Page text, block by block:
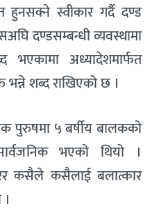
स्वीकार गर्दै दण्ड
दण्डसम्बन्धी व्यवस्थामा
भएकामा अध्यादेशमार्फत
शब्द राखिएको छ ।
पुरुषमा ५ बर्षीय बालकको
भएको थियो ।
हेरेर कसैले कसैलाई बलात्कार